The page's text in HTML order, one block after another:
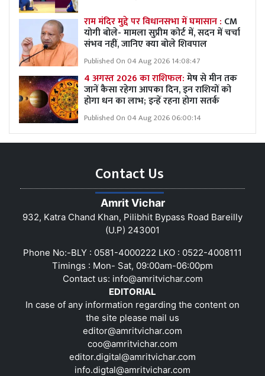
राम मंदिर मुद्दे पर विधानसभा में घमासान : CM
योगी बोले- मामला सुप्रीम कोर्ट में, सदन में चर्चा
संभव नहीं, जानिए क्या बोले शिवपाल
Published On 04 Aug 2026 14:08:47
4 अगस्त 2026 का राशिफल:मेष से मीन तक
जानें कैसा रहेगा आपका दिन, इन राशियों को
होगा धन का लाभ; इन्हें रहना होगा सतर्क
Published On 04 Aug 2026 06:00:14
Contact Us
Amrit Vichar
932, Katra Chand Khan, Pilibhit Bypass Road Bareilly
(U.P) 243001
Phone No:-BLY : 0581-4000222 LKO : 0522-4008111
Timings : Mon- Sat, 09:00am-06:00pm
Contact us: info@amritvichar.com
EDITORIAL
In case of any information regarding the content on
the site please mail us
editor@amritvichar.com
coo@amritvichar.com
editor.digital@amritvichar.com
info.digtal@amritvichar.com